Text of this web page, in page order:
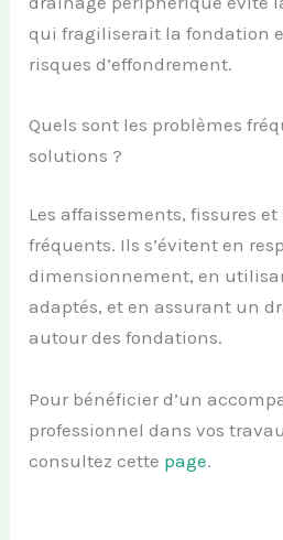
qui fragiliserait la fondation
risques d’effondrement.
Quels sont les problèmes
solutions ?
Les affaissements, fissures
fréquents. Ils s’évitent en
dimensionnement, en
adaptés, et en assurant un
autour des fondations.
Pour bénéficier d’un
professionnel dans vos
consultez cette page.